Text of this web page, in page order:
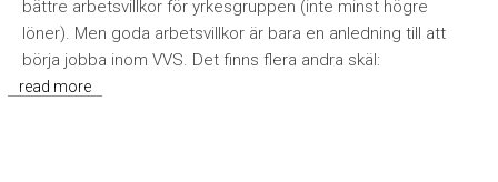
bättre arbetsvillkor för yrkesgruppen (inte minst högre
löner). Men goda arbetsvillkor är bara en anledning till att
börja jobba inom VVS. Det finns flera andra skäl:
read more